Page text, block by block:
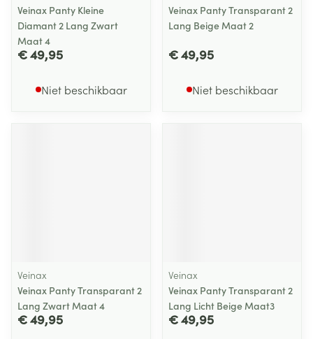
Veinax Panty Kleine
Diamant 2 Lang Zwart
Maat 4
€ 49,95
Niet beschikbaar
Veinax Panty Transparant 2
Lang Beige Maat 2
€ 49,95
Niet beschikbaar
Veinax
Veinax Panty Transparant 2
Lang Zwart Maat 4
€ 49,95
Veinax
Veinax Panty Transparant 2
Lang Licht Beige Maat3
€ 49,95